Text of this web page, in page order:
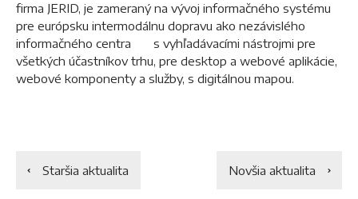
firma JERID, je zameraný na vývoj informačného systému
pre európsku intermodálnu dopravu ako nezávislého
informačného centra s vyhľadávacími nástrojmi pre
všetkých účastníkov trhu, pre desktop a webové aplikácie,
webové komponenty a služby, s digitálnou mapou.
Staršia aktualita Novšia aktualita